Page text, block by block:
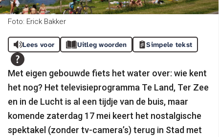
Foto: Erick Bakker
Lees voor Uitleg woorden Simpele tekst
Met eigen gebouwde fiets het water over: wie kent
het nog? Het televisieprogramma Te Land, Ter Zee
en in de Lucht is al een tijdje van de buis, maar
komende zaterdag 17 mei keert het nostalgische
spektakel (zonder tv-camera’s) terug in Stad met